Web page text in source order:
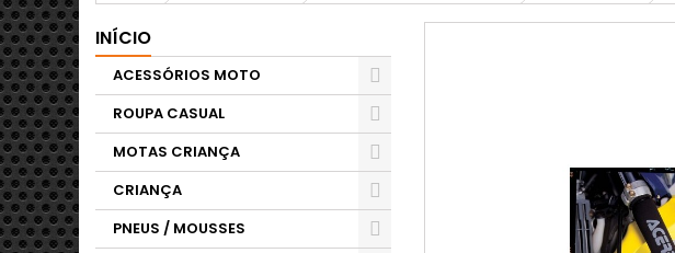
INÍCIO
ACESSÓRIOS MOTO
ROUPA CASUAL
MOTAS CRIANÇA
CRIANÇA
PNEUS / MOUSSES